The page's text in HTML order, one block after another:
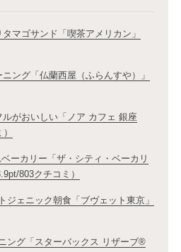
タマゴサンド「喫茶アメリカン」
ニング「仏蘭西屋（ふらんすや）」
ルがおいしい「ノア カフェ 銀座
ーカリー「ザ・シティ・ベーカリ
803クチコミ）
ジェニック朝食「ブヴェット東京」
ング「スターバックス リザーブ®